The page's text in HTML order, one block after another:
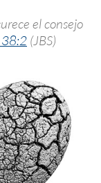
el consejo
(JBS)